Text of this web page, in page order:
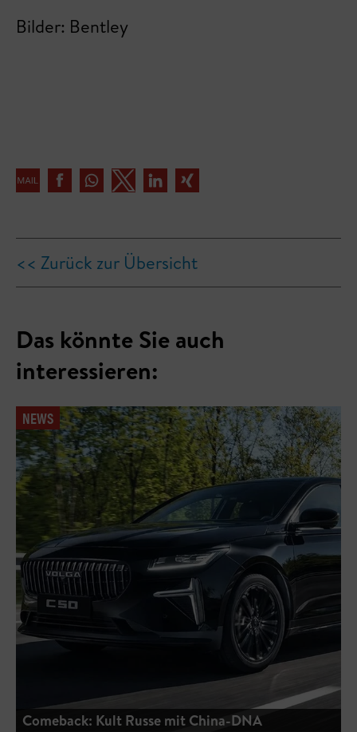
Bilder: Bentley
<< Zurück zur Übersicht
Das könnte Sie auch
interessieren:
NEWS
Comeback: Kult Russe mit China-DNA